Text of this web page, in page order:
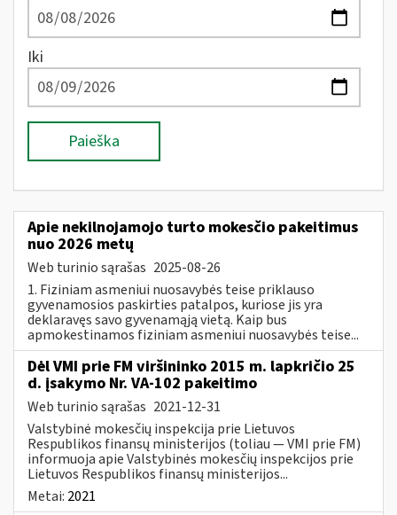
Iki
Paieška
Apie nekilnojamojo turto mokesčio pakeitimus
nuo 2026 metų
Web turinio sąrašas 2025-08-26
1. Fiziniam asmeniui nuosavybės teise priklauso
gyvenamosios paskirties patalpos, kuriose jis yra
deklaravęs savo gyvenamąją vietą. Kaip bus
apmokestinamos fiziniam asmeniui nuosavybės teise...
Dėl VMI prie FM viršininko 2015 m. lapkričio 25
d. įsakymo Nr. VA-102 pakeitimo
Web turinio sąrašas 2021-12-31
Valstybinė mokesčių inspekcija prie Lietuvos
Respublikos finansų ministerijos (toliau ― VMI prie FM)
informuoja apie Valstybinės mokesčių inspekcijos prie
Lietuvos Respublikos finansų ministerijos...
Metai: 2021